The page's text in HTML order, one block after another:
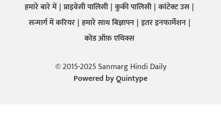
हमारे बारे में प्राइवेसी पालिसी कुकी पालिसी कांटेक्ट उस
सन्मार्ग में करियर हमारे साथ बिज्ञापन इतर इनफार्मेशन
कोड ऑफ़ एथिक्स
© 2015-2025 Sanmarg Hindi Daily
Powered byQuintype